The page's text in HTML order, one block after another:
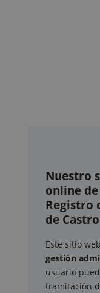
Nuestro
online
Registro
de
Este sitio
gestión
usuario
tramitación